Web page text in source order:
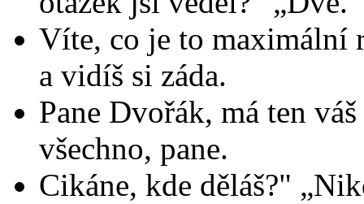
Víte, co je to maximální
a vidíš si záda.
Pane Dvořák, má ten
všechno, pane.
Cikáne, kde děláš?"